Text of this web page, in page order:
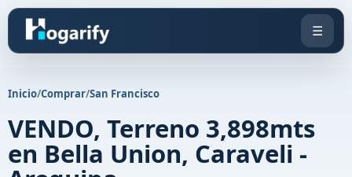
☰
Inicio/Comprar/San Francisco
VENDO, Terreno 3,898mts
en Bella Union, Caraveli -